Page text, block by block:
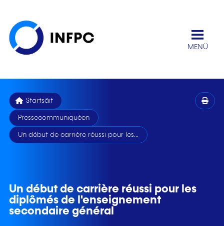
MENÜ
Startsäit
Pressecommuniquéen
Un début de carrière réussi pour les...
Un début de carrière réussi pour les
diplômés de l'enseignement
secondaire général